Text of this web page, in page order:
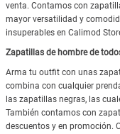
venta. Contamos con
mayor versatilidad y
insuperables en Calimod
Zapatillas de hombre de
Arma tu outfit con unas
combina con cualquier
las zapatillas negras, las
También contamos con
descuentos y en promoción.